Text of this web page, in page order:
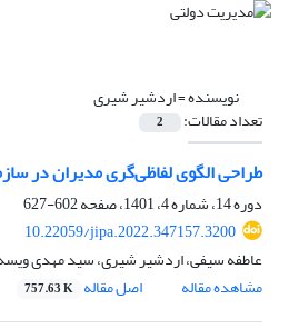
نویسنده =اردشیر شیری
تعداد مقالات: 2
طراحی الگوی لفاظی‌گری مدیران در
دوره 14، شماره 4، 1401، صفحه
602-627
10.22059/jipa.2022.347157.3200
عاطفه سیفی، اردشیر شیری، سید مهدی
مشاهده مقاله
اصل مقاله 757.63 K